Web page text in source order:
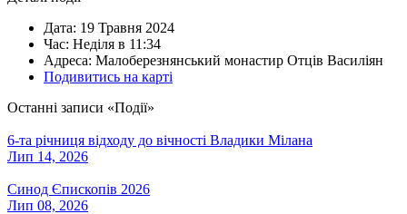
Дата: 19 Травня 2024
Час: Неділя в 11:34
Адреса: Малоберезнянський монастир Отців Василіян
Подивитись на карті
Останні записи «Події»
6-та річниця відходу до вічності Владики Мілана
Лип 14, 2026
Синод Єпископів 2026
Лип 08, 2026